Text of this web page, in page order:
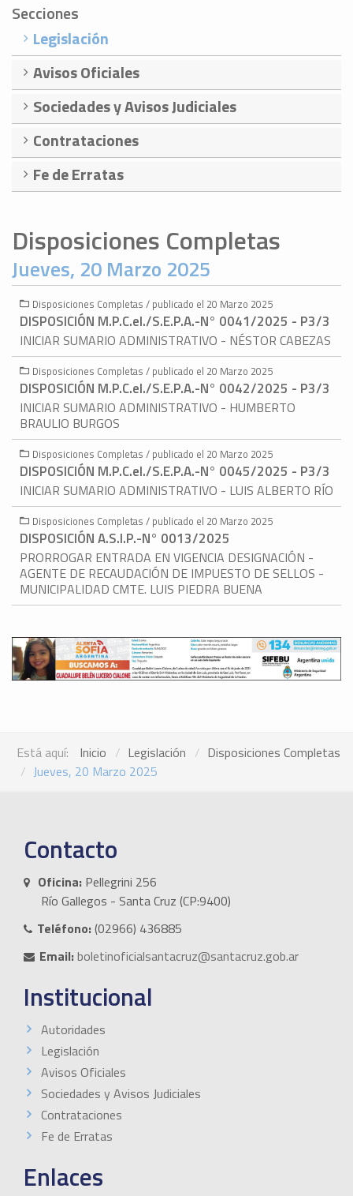
Secciones
Legislación
Avisos Oficiales
Sociedades y Avisos Judiciales
Contrataciones
Fe de Erratas
Disposiciones Completas
Jueves, 20 Marzo 2025
Disposiciones Completas / publicado el 20 Marzo 2025
DISPOSICIÓN M.P.C.eI./S.E.P.A.-N° 0041/2025 - P3/3
INICIAR SUMARIO ADMINISTRATIVO - NÉSTOR CABEZAS
Disposiciones Completas / publicado el 20 Marzo 2025
DISPOSICIÓN M.P.C.eI./S.E.P.A.-N° 0042/2025 - P3/3
INICIAR SUMARIO ADMINISTRATIVO - HUMBERTO
BRAULIO BURGOS
Disposiciones Completas / publicado el 20 Marzo 2025
DISPOSICIÓN M.P.C.eI./S.E.P.A.-N° 0045/2025 - P3/3
INICIAR SUMARIO ADMINISTRATIVO - LUIS ALBERTO RÍO
Disposiciones Completas / publicado el 20 Marzo 2025
DISPOSICIÓN A.S.I.P.-N° 0013/2025
PRORROGAR ENTRADA EN VIGENCIA DESIGNACIÓN -
AGENTE DE RECAUDACIÓN DE IMPUESTO DE SELLOS -
MUNICIPALIDAD CMTE. LUIS PIEDRA BUENA
Está aquí: Inicio Legislación
Disposiciones Completas
Jueves, 20 Marzo 2025
Contacto
Oficina: Pellegrini 256
Río Gallegos - Santa Cruz (CP:9400)
Teléfono:(02966) 436885
Email:boletinoficialsantacruz@santacruz.gob.ar
Institucional
Autoridades
Legislación
Avisos Oficiales
Sociedades y Avisos Judiciales
Contrataciones
Fe de Erratas
Enlaces